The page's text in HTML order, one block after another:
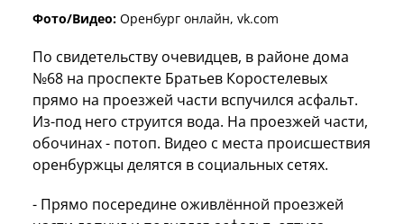
Фото/Видео: Оренбург онлайн, vk.com
По свидетельству очевидцев, в районе дома
№68 на проспекте Братьев Коростелевых
прямо на проезжей части вспучился асфальт.
Из-под него струится вода. На проезжей части,
обочинах - потоп. Видео с места происшествия
оренбуржцы делятся в социальных сетях.
- Прямо посередине оживлённой проезжей